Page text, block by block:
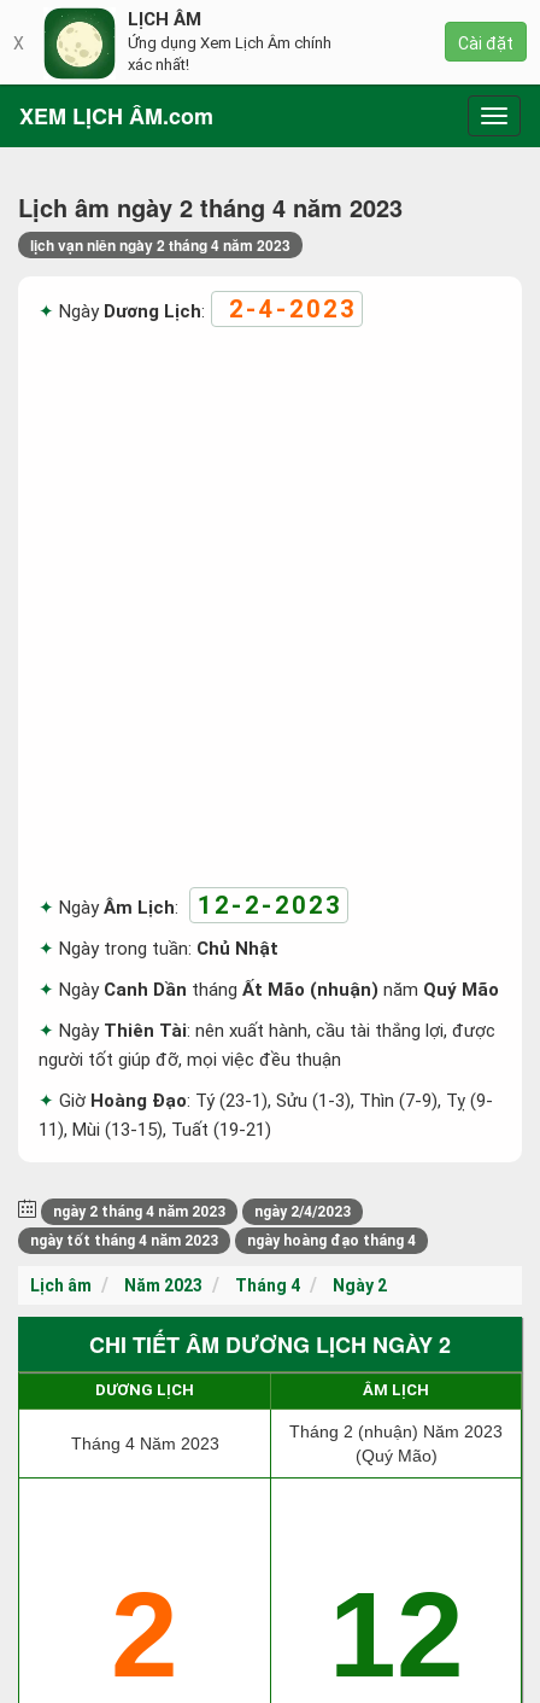
XEM LỊCH ÂM.com
Lịch âm ngày 2 tháng 4 năm 2023
lịch vạn niên ngày 2 tháng 4 năm 2023
Ngày Dương Lịch: 2-4-2023
NgàyÂm Lịch: 12-2-2023
Ngày trong tuần: Chủ Nhật
Ngày Canh Dần tháng Ất Mão (nhuận) năm Quý Mão
Ngày Thiên Tài: nên xuất hành, cầu tài thắng lợi, được
người tốt giúp đỡ, mọi việc đều thuận
Giờ Hoàng Đạo: Tý (23-1), Sửu (1-3), Thìn (7-9), Tỵ (9-
11), Mùi (13-15), Tuất (19-21)
ngày 2 tháng 4 năm 2023
ngày 2/4/2023
ngày tốt tháng 4 năm 2023
ngày hoàng đạo tháng 4
Lịch âm Năm 2023 Tháng 4 Ngày 2
CHI TIẾT ÂM DƯƠNG LỊCH NGÀY 2
DƯƠNG LỊCH ÂM LỊCH
Tháng 4 Năm 2023
Tháng 2 (nhuận) Năm 2023
(Quý Mão)
2 12
X
LỊCH ÂM
Ứng dụng Xem Lịch Âm chính
xác nhất!
Cài đặt